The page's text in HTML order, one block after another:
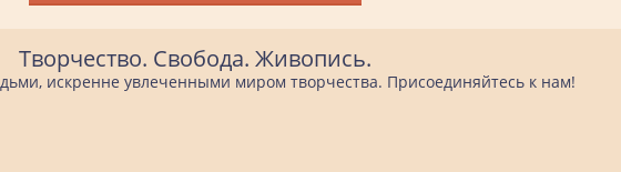
Творчество. Свобода. Живопись.
искренне увлеченными миром творчества. Присоединяйтесь к нам!